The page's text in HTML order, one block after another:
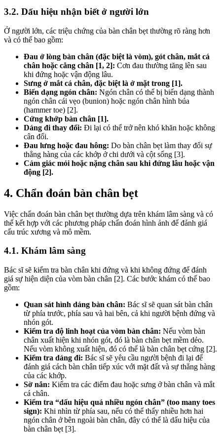
3.2. Dấu hiệu nhận biết ở người lớn
Ở người lớn, các triệu chứng của bàn chân bẹt thường rõ ràng hơn
và có thể bao gồm:
Đau ở lòng bàn chân (đặc biệt là vòm), gót chân, mắt cá
chân hoặc cẳng chân [1, 2]: Cơn đau thường tăng lên sau
khi đứng hoặc vận động lâu.
Sưng ở mắt cá chân, đặc biệt là ở mặt trong [1].
Biến dạng ngón chân: Ngón chân có thể bị biến dạng thành
ngón chân cái vẹo (bunion) hoặc ngón chân hình búa
(hammer toe) [2].
Cứng khớp bàn chân [1].
Dáng đi thay đổi: Đi lại có thể trở nên khó khăn hoặc không
cân đối.
Đau lưng hoặc đau hông: Do bàn chân bẹt làm thay đổi sự
thẳng hàng của các khớp ở chi dưới và cột sống [3].
Cảm giác mỏi hoặc nặng chân sau khi đứng lâu hoặc vận
động [2].
4. Chẩn đoán bàn chân bẹt
Việc chẩn đoán bàn chân bẹt thường dựa trên khám lâm sàng và có
thể kết hợp với các phương pháp chẩn đoán hình ảnh để đánh giá
cấu trúc xương và mô mềm.
4.1. Khám lâm sàng
Bác sĩ sẽ kiểm tra bàn chân khi đứng và khi không đứng để đánh
giá sự hiện diện của vòm bàn chân [2]. Các bước khám có thể bao
gồm:
Quan sát hình dáng bàn chân: Bác sĩ sẽ quan sát bàn chân
từ phía trước, phía sau và hai bên, cả khi người bệnh đứng và
nhón gót.
Kiểm tra độ linh hoạt của vòm bàn chân: Nếu vòm bàn
chân xuất hiện khi nhón gót, đó là bàn chân bẹt mềm dẻo.
Nếu vòm không xuất hiện, đó có thể là bàn chân bẹt cứng [2].
Kiểm tra dáng đi: Bác sĩ sẽ yêu cầu người bệnh đi lại để
đánh giá cách bàn chân tiếp xúc với mặt đất và sự thẳng hàng
của các khớp.
Sờ nắn: Kiểm tra các điểm đau hoặc sưng ở bàn chân và mắt
cá chân.
Kiểm tra “dấu hiệu quá nhiều ngón chân” (too many toes
sign): Khi nhìn từ phía sau, nếu có thể thấy nhiều hơn hai
ngón chân ở bên ngoài bàn chân, đây có thể là dấu hiệu của
bàn chân bẹt [3].